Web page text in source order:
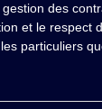
gestion des
et le respect
particuliers